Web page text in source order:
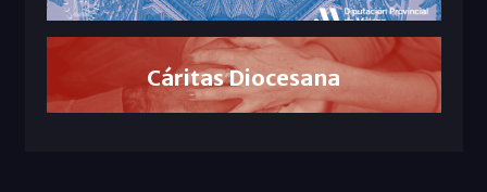
Cáritas Diocesana